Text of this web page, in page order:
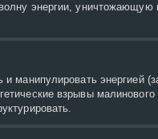
энергии, уничтожающую
и манипулировать энергией
взрывы